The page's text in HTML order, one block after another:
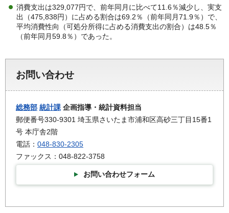
消費支出は329,077円で、前年同月に比べて11.6％減少し、実支
出（475,838円）に占める割合は69.2％（前年同月71.9％）で、
平均消費性向（可処分所得に占める消費支出の割合）は48.5％
（前年同月59.8％）であった。
お問い合わせ
総務部 統計課 企画指導・統計資料担当
郵便番号330-9301 埼玉県さいたま市浦和区高砂三丁目15番1
号 本庁舎2階
電話： 048-830-2305
ファックス：048-822-3758
お問い合わせフォーム